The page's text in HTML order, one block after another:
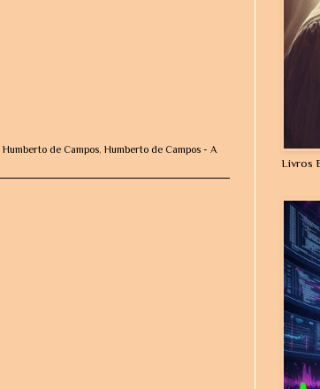
Humberto de Campos, Humberto de Campos - A
Livros